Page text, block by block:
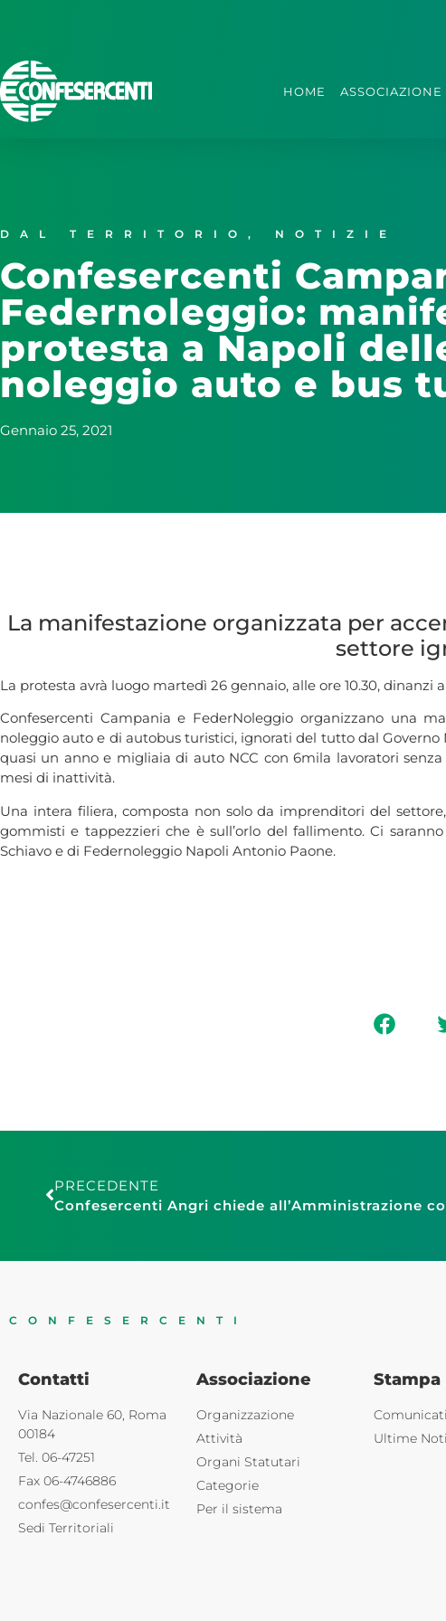
HOME ASSOCIAZIONE
DAL TERRITORIO , NOTIZIE
Confesercenti
Federnoleggio:
protesta a Napoli
noleggio auto e bus
Gennaio 25, 2021
La manifestazione organizzata per
settore
La protesta avrà luogo martedì 26 gennaio, alle ore 10.30, dinanzi
Confesercenti Campania e FederNoleggio organizzano una
noleggio auto e di autobus turistici, ignorati del tutto dal
quasi un anno e migliaia di auto NCC con 6mila lavoratori
mesi di inattività.
Una intera filiera, composta non solo da imprenditori del
gommisti e tappezzieri che è sull’orlo del fallimento. Ci
Schiavo e di Federnoleggio Napoli Antonio Paone.
PRECEDENTE
CONFESERCENTI
Contatti
Via Nazionale 60, Roma
00184
Tel. 06-47251
Fax 06-4746886
confes@confesercenti.it
Sedi Territoriali
Associazione
Organizzazione
Attività
Organi Statutari
Categorie
Per il sistema
Stampa
Ultime